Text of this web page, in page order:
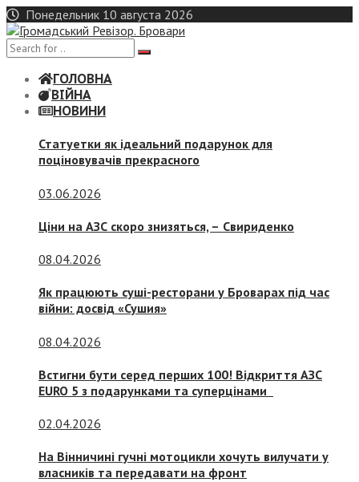
Skip
to
content
Понедельник 10 августа 2026
ГОЛОВНА
ВІЙНА
НОВИНИ
Статуетки як ідеальний подарунок для
поціновувачів прекрасного
03.06.2026
Ціни на АЗС скоро знизяться, – Свириденко
08.04.2026
Як працюють суші-ресторани у Броварах під час
війни: досвід «Сушия»
08.04.2026
Встигни бути серед перших 100! Відкриття АЗС
EURO 5 з подарунками та суперцінами
02.04.2026
На Вінничині гучні мотоцикли хочуть вилучати у
власників та передавати на фронт